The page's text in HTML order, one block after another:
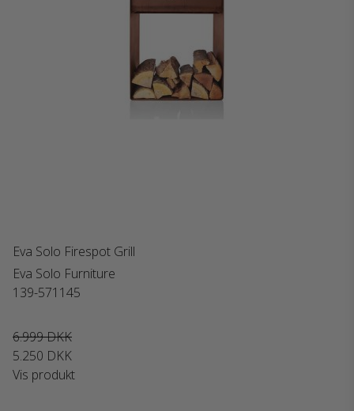
Eva Solo Firespot Grill
Eva Solo Furniture
139-571145
6.999 DKK
5.250 DKK
Vis produkt